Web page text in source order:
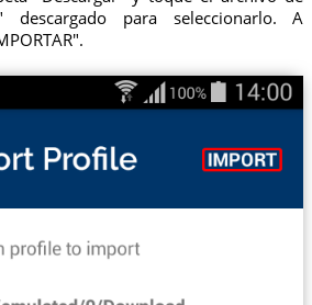
descargado para seleccionarlo. A